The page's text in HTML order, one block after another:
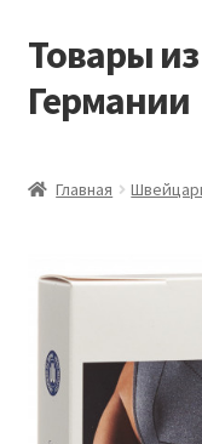
Перейти
навигации
Перейти
содержимому
Товары
Германии
Заказать товары
Контакты
Корзина
Главная